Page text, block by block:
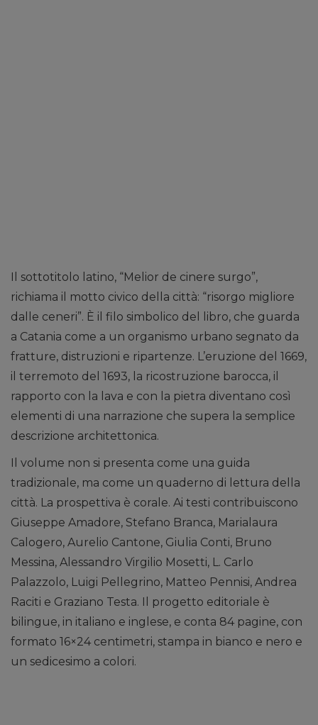
Il sottotitolo latino, “Melior de cinere surgo”,
richiama il motto civico della città: “risorgo migliore
dalle ceneri”. È il filo simbolico del libro, che guarda
a Catania come a un organismo urbano segnato da
fratture, distruzioni e ripartenze. L’eruzione del 1669,
il terremoto del 1693, la ricostruzione barocca, il
rapporto con la lava e con la pietra diventano così
elementi di una narrazione che supera la semplice
descrizione architettonica.
Il volume non si presenta come una guida
tradizionale, ma come un quaderno di lettura della
città. La prospettiva è corale. Ai testi contribuiscono
Giuseppe Amadore, Stefano Branca, Marialaura
Calogero, Aurelio Cantone, Giulia Conti, Bruno
Messina, Alessandro Virgilio Mosetti, L. Carlo
Palazzolo, Luigi Pellegrino, Matteo Pennisi, Andrea
Raciti e Graziano Testa. Il progetto editoriale è
bilingue, in italiano e inglese, e conta 84 pagine, con
formato 16×24 centimetri, stampa in bianco e nero e
un sedicesimo a colori.